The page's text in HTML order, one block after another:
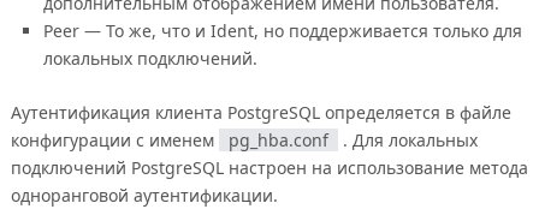
Peer — То же, что и Ident, но поддерживается только для
локальных подключений.
Аутентификация клиента PostgreSQL определяется в файле
конфигурации с именем
pg_hba.conf
. Для локальных
подключений PostgreSQL настроен на использование метода
одноранговой аутентификации.